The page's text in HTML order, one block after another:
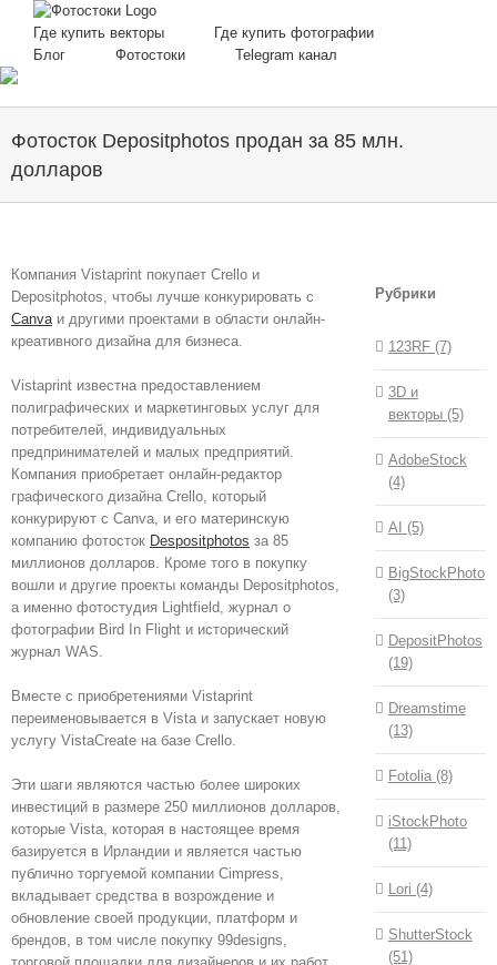
content
Где купить векторы
Где купить фотографии
Блог
Фотостоки Telegram канал
Фотосток Depositphotos продан за 85 млн.
долларов
Компания Vistaprint покупает Crello и
Depositphotos, чтобы лучше конкурировать с
Canvaи другими проектами в области онлайн-
креативного дизайна для бизнеса.
Vistaprint известна предоставлением
полиграфических и маркетинговых услуг для
потребителей, индивидуальных
предпринимателей и малых предприятий.
Компания приобретает онлайн-редактор
графического дизайна Crello, который
конкурируют с Canva, и его материнскую
компанию фотосток Despositphotos за 85
миллионов долларов. Кроме того в покупку
вошли и другие проекты команды Depositphotos,
а именно фотостудия Lightfield, журнал о
фотографии Bird In Flight и исторический
журнал WAS.
Вместе с приобретениями Vistaprint
переименовывается в Vista и запускает новую
услугу VistaCreate на базе Crello.
Эти шаги являются частью более широких
инвестиций в размере 250 миллионов долларов,
которые Vista, которая в настоящее время
базируется в Ирландии и является частью
публично торгуемой компании Cimpress,
вкладывает средства в возрождение и
обновление своей продукции, платформ и
брендов, в том числе покупку 99designs,
Рубрики
123RF (7)
3D и
векторы (5)
AdobeStock
(4)
AI (5)
BigStockPhoto
(3)
DepositPhotos
(19)
Dreamstime
(13)
Fotolia (8)
iStockPhoto
(11)
Lori (4)
ShutterStock
(51)